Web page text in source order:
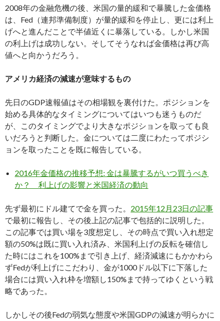
2008年の金融危機の後、米国の量的緩和で暴騰した金価格
は、Fed（連邦準備制度）が量的緩和を停止し、更には利上
げへと進んだことで半値近くに暴落している。しかし米国
の利上げは成功しない。そしてそうなれば金価格は再び高
値へと向かうだろう。
アメリカ経済の減速が意味するもの
先日のGDP速報値はその相場観を裏付けた。ポジションを
始める具体的なタイミングについてはいつも迷うものだ
が、このタイミングでより大きなポジションを取っても良
いだろうと判断した。金については二度にわたってポジシ
ョンを取ったことを既に報告している。
2016年金価格の推移予想: 金は暴騰するがいつ買うべき
か？ 利上げの影響と米国経済の動向
先ず最初にドル建てで金を買った。 2015年12月23日の記事
で最初に報告し、その後上記の記事で包括的に説明した。
この記事では買い場を3度想定し、その時点で買い入れ想定
額の50%は既に買い入れ済み、米国利上げの反転を確信し
た時にはこれを100%まで引き上げ、経済減速にもかかわら
ずFedが利上げにこだわり、金が1000ドル以下に下落した
場合には買い入れ枠を増額し150%まで持ってゆくという戦
略であった。
しかしその後Fedの弱気な態度や米国GDPの減速が明らかに